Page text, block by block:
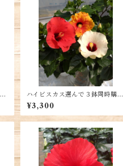
ハイビスカス選んで３鉢同時購
入 送料別
¥3,300